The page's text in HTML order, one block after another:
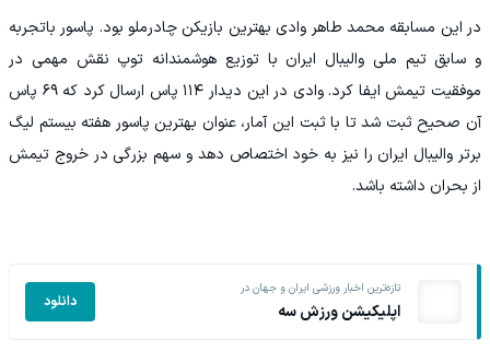
در این مسابقه محمد طاهر وادی بهترین بازیکن چادرملو بود. پاسور باتجربه
و سابق تیم ملی والیبال ایران با توزیع هوشمندانه توپ نقش مهمی در
موفقیت تیمش ایفا کرد. وادی در این دیدار ۱۱۴ پاس ارسال کرد که ۶۹ پاس
آن صحیح ثبت شد تا با ثبت این آمار، عنوان بهترین پاسور هفته بیستم لیگ
برتر والیبال ایران را نیز به خود اختصاص دهد و سهم بزرگی در خروج تیمش
از بحران داشته باشد.
تازه‌ترین اخبار ورزشی ایران و جهان در
اپلیکیشن ورزش سه دانلود